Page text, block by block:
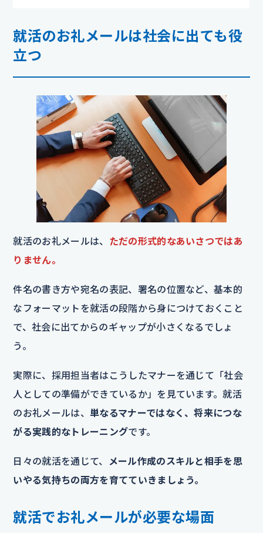
就活のお礼メールは社会に出ても役
立つ
就活のお礼メールは、 ただの形式的なあいさつではあ
りません。
件名の書き方や宛名の表記、署名の位置など、基本的
なフォーマットを就活の段階から身につけておくこと
で、社会に出てからのギャップが小さくなるでしょ
う。
実際に、採用担当者はこうしたマナーを通じて「社会
人としての準備ができているか」を見ています。就活
のお礼メールは、 単なるマナーではなく、将来につな
がる実践的なトレーニングです。
日々の就活を通じて、
メール作成のスキルと相手を思
いやる気持ちの両方を育てていきましょう。
就活でお礼メールが必要な場面